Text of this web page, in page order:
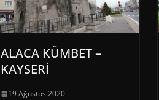
ALACA KÜMBET –
KAYSERİ
19 Ağustos 2020